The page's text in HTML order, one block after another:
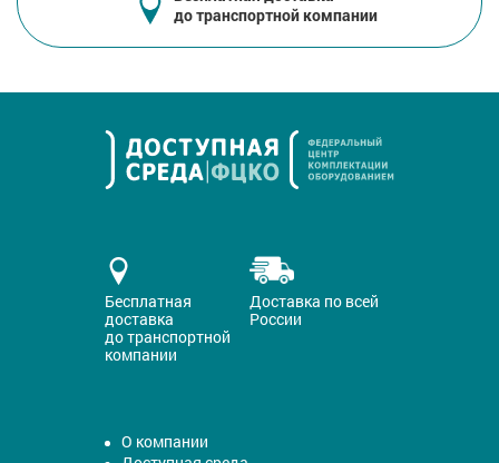
до транспортной компании
Бесплатная
доставка
до транспортной
компании
Доставка по всей
России
О компании